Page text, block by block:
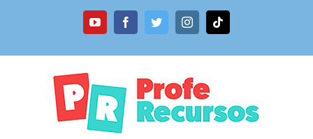
YouTubeFacebookTwitterInstagramTiktok